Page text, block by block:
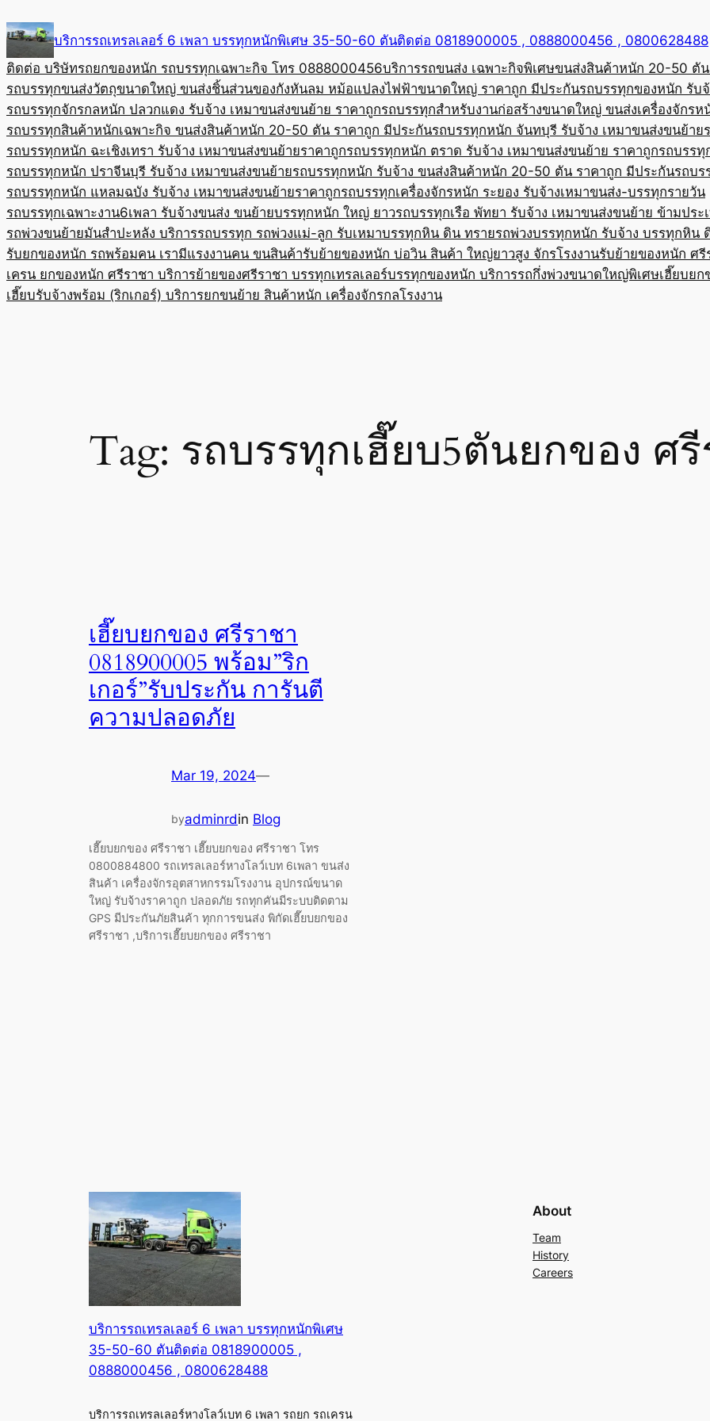
to
content
บริการรถเทรลเลอร์ 6 เพลา บรรทุกหนักพิเศษ 35-50-60 ตันติดต่อ 0818900005 , 0888000456 , 0800628488
ติดต่อ บริษัทรถยกของหนัก รถบรรทุกเฉพาะกิจ โทร 0888000456บริการรถขนส่ง เฉพาะกิจพิเศษขนส่งสินค้าหนัก 20-50 ตั
รถบรรทุกขนส่งวัตถุขนาดใหญ่ ขนส่งชิ้นส่วนของกังหันลม หม้อแปลงไฟฟ้าขนาดใหญ่ ราคาถูก มีประกันรถบรรทุกของหนัก รับจ้
รถบรรทุกจักรกลหนัก ปลวกแดง รับจ้าง เหมาขนส่งขนย้าย ราคาถูกรถบรรทุกสำหรับงานก่อสร้างขนาดใหญ่ ขนส่งเครื่องจักร
รถบรรทุกสินค้าหนักเฉพาะกิจ ขนส่งสินค้าหนัก 20-50 ตัน ราคาถูก มีประกันรถบรรทุกหนัก จันทบุรี รับจ้าง เหมาขนส่งขนย้าย
รถบรรทุกหนัก ฉะเชิงเทรา รับจ้าง เหมาขนส่งขนย้ายราคาถูกรถบรรทุกหนัก ตราด รับจ้าง เหมาขนส่งขนย้าย ราคาถูกรถบรรทุ
รถบรรทุกหนัก ปราจีนบุรี รับจ้าง เหมาขนส่งขนย้ายรถบรรทุกหนัก รับจ้าง ขนส่งสินค้าหนัก 20-50 ตัน ราคาถูก มีประกันรถบร
รถบรรทุกหนัก แหลมฉบัง รับจ้าง เหมาขนส่งขนย้ายราคาถูกรถบรรทุกเครื่องจักรหนัก ระยอง รับจ้างเหมาขนส่ง-บรรทุกรายวัน
รถบรรทุกเฉพาะงาน6เพลา รับจ้างขนส่ง ขนย้ายบรรทุกหนัก ใหญ่ ยาวรถบรรทุกเรือ พัทยา รับจ้าง เหมาขนส่งขนย้าย ข้ามประ
รถพ่วงขนย้ายมันสำปะหลัง บริการรถบรรทุก รถพ่วงแม่-ลูก รับเหมาบรรทุกหิน ดิน ทรายรถพ่วงบรรทุกหนัก รับจ้าง บรรทุกหิน
รับยกของหนัก รถพร้อมคน เรามีแรงงานคน ขนสินค้ารับย้ายของหนัก บ่อวิน สินค้า ใหญ่ยาวสูง จักรโรงงานรับย้ายของหนัก ศรี
เครน ยกของหนัก ศรีราชา บริการย้ายของศรีราชา บรรทุกเทรลเลอร์บรรทุกของหนัก บริการรถกึ่งพ่วงขนาดใหญ่พิเศษเฮี๊ยบยก
เฮี๊ยบรับจ้างพร้อม (ริกเกอร์) บริการยกขนย้าย สินค้าหนัก เครื่องจักรกลโรงงาน
Tag: รถบรรทุกเฮี๊ยบ5ตันยกของ ศ
เฮี๊ยบยกของ ศรีราชา
0818900005 พร้อม”ริก
เกอร์”รับประกัน การันตี
ความปลอดภัย
Mar 19, 2024—
byadminrdin Blog
เฮี๊ยบยกของ ศรีราชา เฮี๊ยบยกของ ศรีราชา โทร
0800884800 รถเทรลเลอร์หางโลว์เบท 6เพลา ขนส่ง
สินค้า เครื่องจักรอุตสาหกรรมโรงงาน อุปกรณ์ขนาด
ใหญ่ รับจ้างราคาถูก ปลอดภัย รถทุกคันมีระบบติดตาม
GPS มีประกันภัยสินค้า ทุกการขนส่ง พิกัดเฮี๊ยบยกของ
ศรีราชา ,บริการเฮี๊ยบยกของ ศรีราชา
บริการรถเทรลเลอร์ 6 เพลา บรรทุกหนักพิเศษ
35-50-60 ตันติดต่อ 0818900005 ,
0888000456 , 0800628488
บริการรถเทรลเลอร์หางโลว์เบท 6 เพลา รถยก รถเครน
About
Team
History
Careers